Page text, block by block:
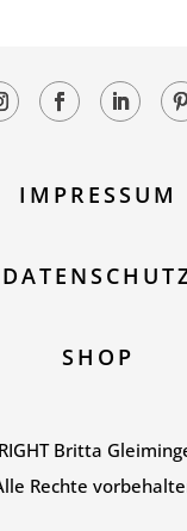
IMPRESSUM
SHOP
Britta
Rechte